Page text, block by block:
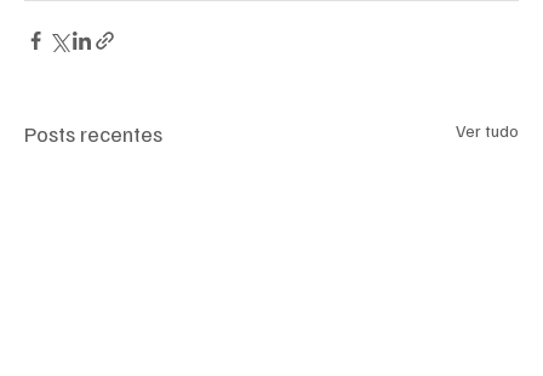
Posts recentes Ver tudo